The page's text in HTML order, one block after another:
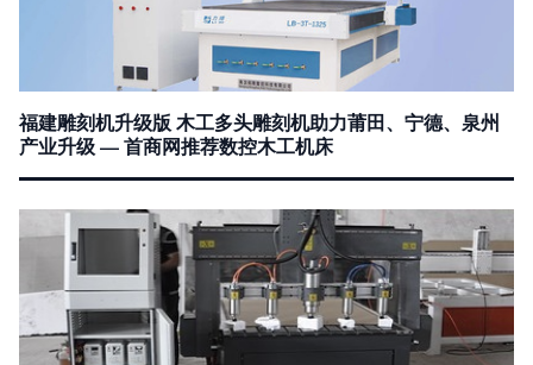
福建雕刻机升级版 木工多头雕刻机助力莆田、宁德、泉州
产业升级 — 首商网推荐数控木工机床